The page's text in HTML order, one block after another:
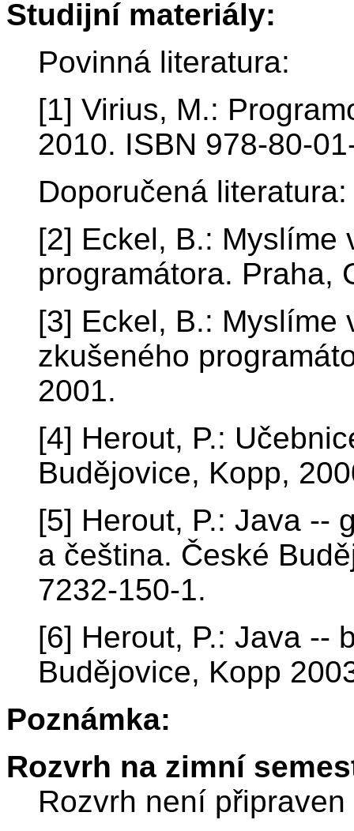
Studijní materiály:
Povinná literatura:
[1] Virius, M.:
2010. ISBN 978-80-
Doporučená literatura:
[2] Eckel, B.: Myslíme
programátora. Praha,
[3] Eckel, B.: Myslíme
zkušeného
2001.
[4] Herout, P.:
Budějovice, Kopp,
[5] Herout, P.: Java --
a čeština. České
7232-150-1.
[6] Herout, P.: Java --
Budějovice, Kopp
Poznámka:
Rozvrh na zimní
Rozvrh není připraven